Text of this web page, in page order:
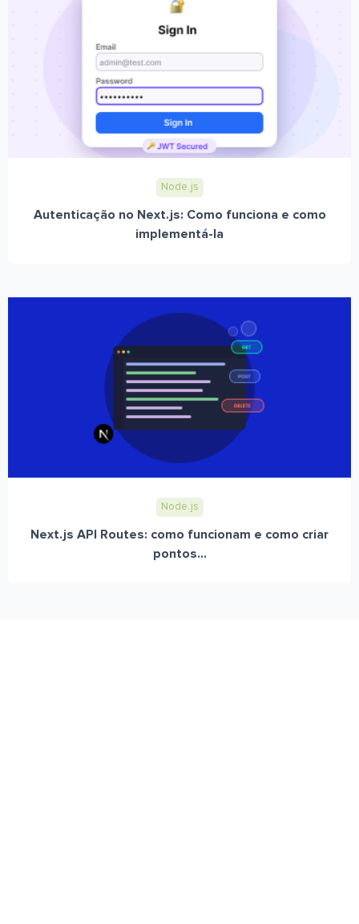
Node.js
Autenticação no Next.js: Como funciona e como
implementá-la
Node.js
Next.js API Routes: como funcionam e como criar
pontos...